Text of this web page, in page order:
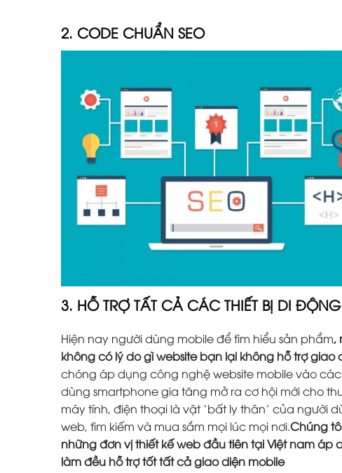
2. CODE CHUẨN SEO
3. HỖ TRỢ TẤT CẢ CÁC THIẾT BỊ DI ĐỘNG
Hiện nay người dùng mobile để tìm hiểu sản phẩm,
không có lý do gì website bạn lại không hỗ trợ giao
chóng áp dụng công nghệ website mobile vào
dùng smartphone gia tăng mở ra cơ hội mới cho
máy tính, điện thoại là vật ‘bất ly thân’ của người
web, tìm kiếm và mua sắm mọi lúc mọi nơi.Chúng
những đơn vị thiết kế web đầu tiên tại Việt nam
làm đều hỗ trợ tốt tất cả giao diện mobile